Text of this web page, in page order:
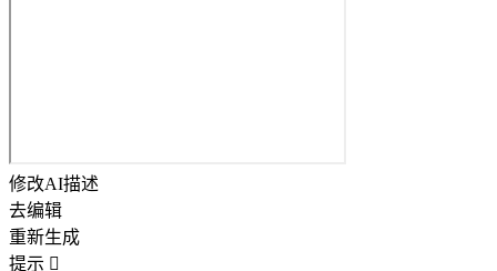
修改AI描述
去编辑
重新生成
提示 